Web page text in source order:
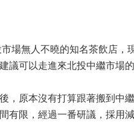
場無人不曉的知名茶飲店，
議可以走進來北投中繼市場
，原本沒有打算跟著搬到中
有限，經過一番研議，採用